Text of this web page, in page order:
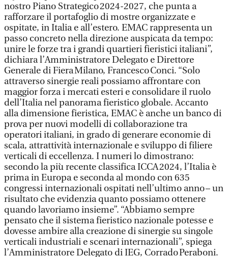
nostro Piano Strategico 2024-2027, che punta a
rafforzare il portafoglio di mostre organizzate e
ospitate, in Italia e all’estero. EMAC rappresenta un
passo concreto nella direzione auspicata da tempo:
unire le forze tra i grandi quartieri fieristici italiani”,
dichiara l’Amministratore Delegato e Direttore
Generale di Fiera Milano, Francesco Conci. “Solo
attraverso sinergie reali possiamo affrontare con
maggior forza i mercati esteri e consolidare il ruolo
dell’Italia nel panorama fieristico globale. Accanto
alla dimensione fieristica, EMAC è anche un banco di
prova per nuovi modelli di collaborazione tra
operatori italiani, in grado di generare economie di
scala, attrattività internazionale e sviluppo di filiere
verticali di eccellenza. I numeri lo dimostrano:
secondo la più recente classifica ICCA 2024, l’Italia è
prima in Europa e seconda al mondo con 635
congressi internazionali ospitati nell’ultimo anno – un
risultato che evidenzia quanto possiamo ottenere
quando lavoriamo insieme”. “Abbiamo sempre
pensato che il sistema fieristico nazionale potesse e
dovesse ambire alla creazione di sinergie su singole
verticali industriali e scenari internazionali”, spiega
l’Amministratore Delegato di IEG, Corrado Peraboni.